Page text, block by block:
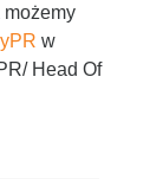
możemy
w
Head Of